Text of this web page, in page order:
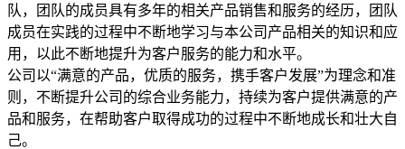
队，团队的成员具有多年的相关产品销售和服务的经历，团队
成员在实践的过程中不断地学习与本公司产品相关的知识和应
用，以此不断地提升为客户服务的能力和水平。
公司以“满意的产品，优质的服务，携手客户发展”为理念和准
则，不断提升公司的综合业务能力，持续为客户提供满意的产
品和服务，在帮助客户取得成功的过程中不断地成长和壮大自
己。